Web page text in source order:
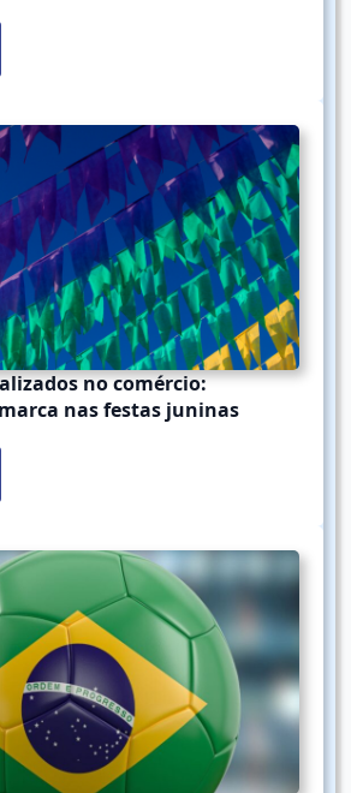
no comércio:
nas festas juninas